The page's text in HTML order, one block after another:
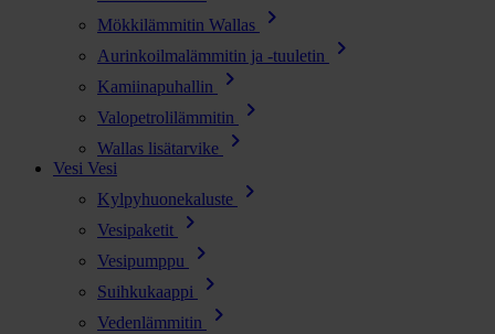
Mökkilämmitin Wallas chevron_right
Aurinkoilmalämmitin ja -tuuletin chevron_right
Kamiinapuhallin chevron_right
Valopetrolilämmitin chevron_right
Wallas lisätarvike chevron_right
Vesi Vesi
Kylpyhuonekaluste
chevron_right
Vesipaketit chevron_right
Vesipumppu chevron_right
Suihkukaappi chevron_right
Vedenlämmitin chevron_right